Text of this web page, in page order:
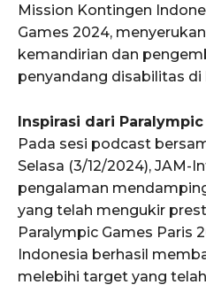
Mission Kontingen
Games 2024,
kemandirian dan
penyandang disabilitas
Inspirasi dari
Pada sesi podcast
Selasa (3/12/2024), JAM-
pengalaman
yang telah mengukir
Paralympic Games Paris
Indonesia berhasil
melebihi target yang